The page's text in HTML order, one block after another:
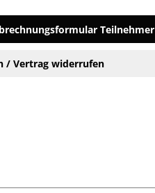
Teilnehmer
/ Vertrag widerrufen